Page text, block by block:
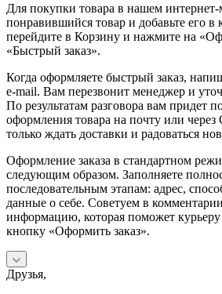
Для покупки товара в нашем интернет-
понравившийся товар и добавьте его в
перейдите в Корзину и нажмите на
«Быстрый заказ».
Когда оформляете быстрый заказ,
e-mail. Вам перезвонит менеджер и
По результатам разговора вам придет
оформления товара на почту или
только ждать доставки и радоваться
Оформление заказа в стандартном
следующим образом. Заполняете
последовательным этапам: адрес,
данные о себе. Советуем в
информацию, которая поможет
кнопку «Оформить заказ».
Друзья,